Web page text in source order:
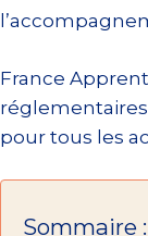
France
pour tous les
Sommaire :